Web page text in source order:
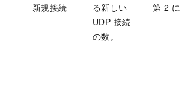
新規接続
る新しい
UDP 接続
の数。
第 2 に